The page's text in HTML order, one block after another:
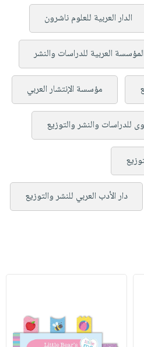
الدار العربية للعلوم ناشرون
المؤسسة العربية للدراسات والنشر
مؤسسة الإنتشار العربي
للدراسات والنشر والتوزيع
دار الأدب العربي للنشر والتوزيع